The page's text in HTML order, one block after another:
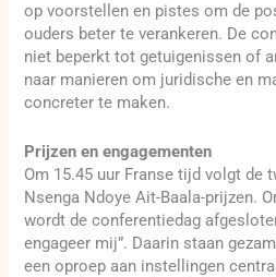
op voorstellen en pistes om de
ouders beter te verankeren. De
niet beperkt tot getuigenissen of
naar manieren om juridische en
concreter te maken.
Prijzen en engagementen
Om 15.45 uur Franse tijd volgt de
Nsenga Ndoye Ait-Baala-prijzen.
wordt de conferentiedag
engageer mij”. Daarin staan
een oproep aan instellingen